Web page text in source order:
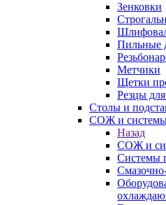
Зенковки
Пильные
Метчики
Щетки
Резцы
Столы и
СОЖ и системы
Назад
СОЖ и
Системы